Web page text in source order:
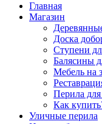
Главная
Магазин
Доска
Ступени
Балясины
Мебель на
Перила для
Как
Уличные перила